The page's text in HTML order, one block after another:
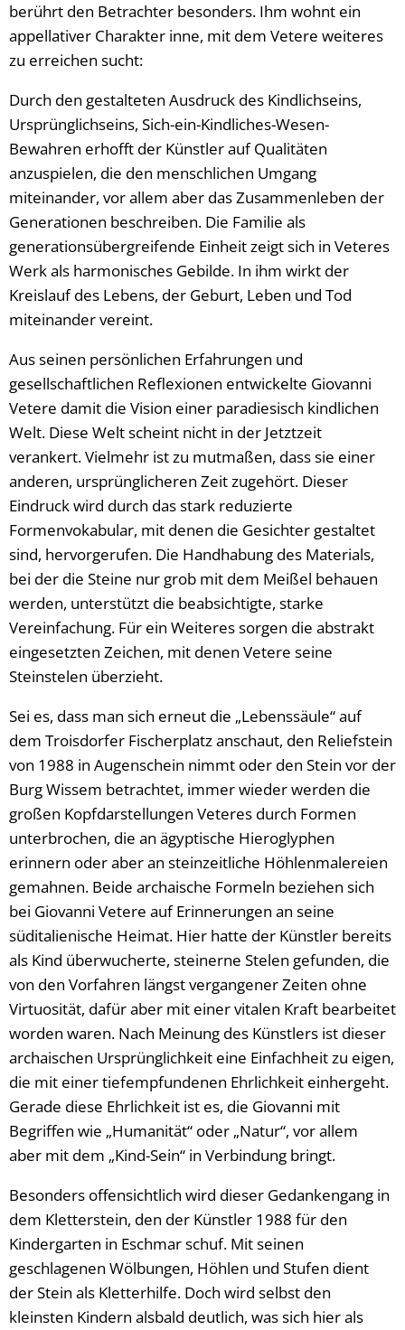
berührt den Betrachter besonders. Ihm wohnt ein
appellativer Charakter inne, mit dem Vetere weiteres
zu erreichen sucht:
Durch den gestalteten Ausdruck des Kindlichseins,
Ursprünglichseins, Sich-ein-Kindliches-Wesen-
Bewahren erhofft der Künstler auf Qualitäten
anzuspielen, die den menschlichen Umgang
miteinander, vor allem aber das Zusammenleben der
Generationen beschreiben. Die Familie als
generationsübergreifende Einheit zeigt sich in Veteres
Werk als harmonisches Gebilde. In ihm wirkt der
Kreislauf des Lebens, der Geburt, Leben und Tod
miteinander vereint.
Aus seinen persönlichen Erfahrungen und
gesellschaftlichen Reflexionen entwickelte Giovanni
Vetere damit die Vision einer paradiesisch kindlichen
Welt. Diese Welt scheint nicht in der Jetztzeit
verankert. Vielmehr ist zu mutmaßen, dass sie einer
anderen, ursprünglicheren Zeit zugehört. Dieser
Eindruck wird durch das stark reduzierte
Formenvokabular, mit denen die Gesichter gestaltet
sind, hervorgerufen. Die Handhabung des Materials,
bei der die Steine nur grob mit dem Meißel behauen
werden, unterstützt die beabsichtigte, starke
Vereinfachung. Für ein Weiteres sorgen die abstrakt
eingesetzten Zeichen, mit denen Vetere seine
Steinstelen überzieht.
Sei es, dass man sich erneut die „Lebenssäule“ auf
dem Troisdorfer Fischerplatz anschaut, den Reliefstein
von 1988 in Augenschein nimmt oder den Stein vor der
Burg Wissem betrachtet, immer wieder werden die
großen Kopfdarstellungen Veteres durch Formen
unterbrochen, die an ägyptische Hieroglyphen
erinnern oder aber an steinzeitliche Höhlenmalereien
gemahnen. Beide archaische Formeln beziehen sich
bei Giovanni Vetere auf Erinnerungen an seine
süditalienische Heimat. Hier hatte der Künstler bereits
als Kind überwucherte, steinerne Stelen gefunden, die
von den Vorfahren längst vergangener Zeiten ohne
Virtuosität, dafür aber mit einer vitalen Kraft bearbeitet
worden waren. Nach Meinung des Künstlers ist dieser
archaischen Ursprünglichkeit eine Einfachheit zu eigen,
die mit einer tiefempfundenen Ehrlichkeit einhergeht.
Gerade diese Ehrlichkeit ist es, die Giovanni mit
Begriffen wie „Humanität“ oder „Natur“, vor allem
aber mit dem „Kind-Sein“ in Verbindung bringt.
Besonders offensichtlich wird dieser Gedankengang in
dem Kletterstein, den der Künstler 1988 für den
Kindergarten in Eschmar schuf. Mit seinen
geschlagenen Wölbungen, Höhlen und Stufen dient
der Stein als Kletterhilfe. Doch wird selbst den
kleinsten Kindern alsbald deutlich, was sich hier als